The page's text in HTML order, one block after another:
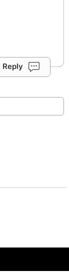
Reply